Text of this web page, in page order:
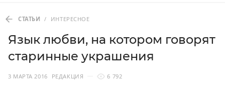
СТАТЬИ / ИНТЕРЕСНОЕ
Язык любви, на котором говорят
старинные украшения
3 МАРТА 2016 РЕДАКЦИЯ 6 792